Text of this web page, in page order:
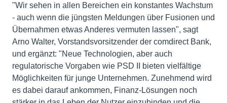
"Wir sehen in allen Bereichen ein konstantes Wachstum
- auch wenn die jüngsten Meldungen über Fusionen und
Übernahmen etwas Anderes vermuten lassen", sagt
Arno Walter, Vorstandsvorsitzender der comdirect Bank,
und ergänzt: "Neue Technologien, aber auch
regulatorische Vorgaben wie PSD II bieten vielfältige
Möglichkeiten für junge Unternehmen. Zunehmend wird
es dabei darauf ankommen, Finanz-Lösungen noch